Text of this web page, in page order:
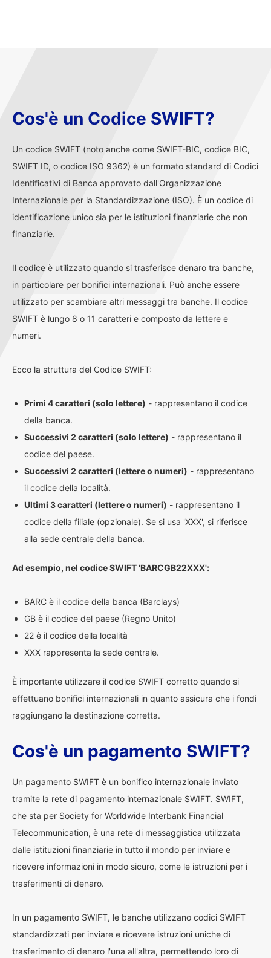
Cos'è un Codice SWIFT?
Un codice SWIFT (noto anche come SWIFT-BIC, codice BIC,
SWIFT ID, o codice ISO 9362) è un formato standard di Codici
Identificativi di Banca approvato dall'Organizzazione
Internazionale per la Standardizzazione (ISO). È un codice di
identificazione unico sia per le istituzioni finanziarie che non
finanziarie.
Il codice è utilizzato quando si trasferisce denaro tra banche,
in particolare per bonifici internazionali. Può anche essere
utilizzato per scambiare altri messaggi tra banche. Il codice
SWIFT è lungo 8 o 11 caratteri e composto da lettere e
numeri.
Ecco la struttura del Codice SWIFT:
Primi 4 caratteri (solo lettere) - rappresentano il codice
della banca.
Successivi 2 caratteri (solo lettere) - rappresentano il
codice del paese.
Successivi 2 caratteri (lettere o numeri) - rappresentano
il codice della località.
Ultimi 3 caratteri (lettere o numeri) - rappresentano il
codice della filiale (opzionale). Se si usa 'XXX', si riferisce
alla sede centrale della banca.
Ad esempio, nel codice SWIFT 'BARCGB22XXX':
BARC è il codice della banca (Barclays)
GB è il codice del paese (Regno Unito)
22 è il codice della località
XXX rappresenta la sede centrale.
È importante utilizzare il codice SWIFT corretto quando si
effettuano bonifici internazionali in quanto assicura che i fondi
raggiungano la destinazione corretta.
Cos'è un pagamento SWIFT?
Un pagamento SWIFT è un bonifico internazionale inviato
tramite la rete di pagamento internazionale SWIFT. SWIFT,
che sta per Society for Worldwide Interbank Financial
Telecommunication, è una rete di messaggistica utilizzata
dalle istituzioni finanziarie in tutto il mondo per inviare e
ricevere informazioni in modo sicuro, come le istruzioni per i
trasferimenti di denaro.
In un pagamento SWIFT, le banche utilizzano codici SWIFT
standardizzati per inviare e ricevere istruzioni uniche di
trasferimento di denaro l'una all'altra, permettendo loro di